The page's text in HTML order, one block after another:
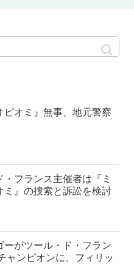
ピオミ』無事、地元警察
・フランス主催者は『ミ
ミ』の捜索と訴訟を検討
ーがツール・ド・フラン
ャンピオンに、フィリッ